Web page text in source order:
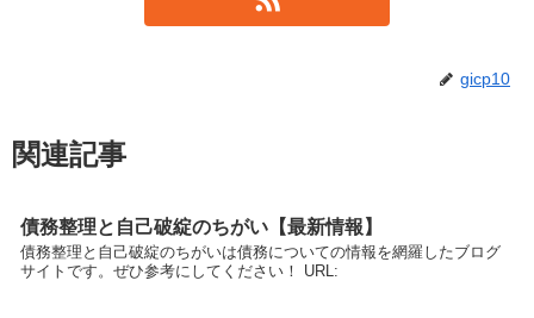
gicp10
関連記事
債務整理と自己破綻のちがい【最新情報】
債務整理と自己破綻のちがいは債務についての情報を網羅したブログ
サイトです。ぜひ参考にしてください！ URL: